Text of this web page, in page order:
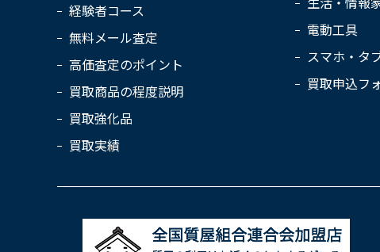
経験者コース
無料メール査定
高価査定のポイント
買取商品の程度説明
買取強化品
買取実績
電動工具
スマホ・タ
買取申込フ